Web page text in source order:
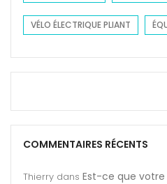
VÉLO ÉLECTRIQUE PLIANT
COMMENTAIRES RÉCENTS
Thierry dans Est-ce que